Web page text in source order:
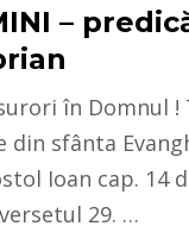
–
în Domnul !
din sfânta
Ioan cap. 14
29. …